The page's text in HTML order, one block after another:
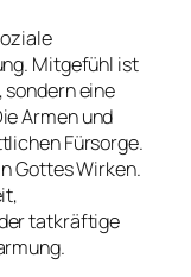
Mitgefühl ist
eine
Armen und
Fürsorge.
Gottes Wirken.
tatkräftige